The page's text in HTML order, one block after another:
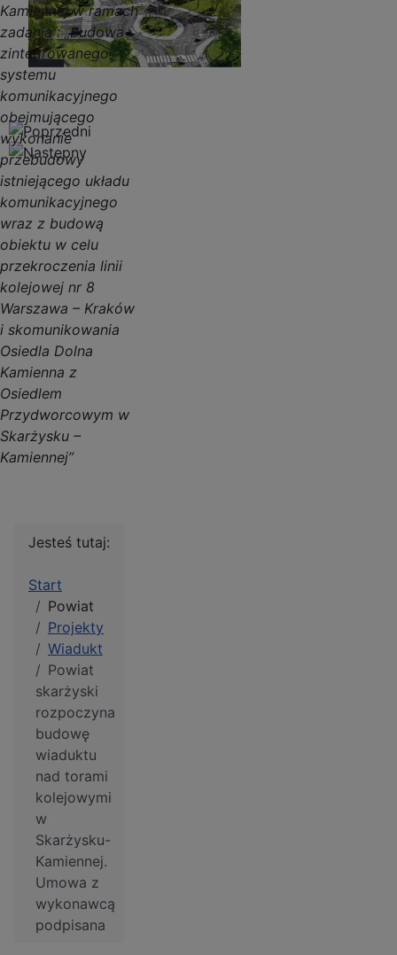
Kamiennej w ramach
zadania : „Budowa
zintegrowanego
systemu
komunikacyjnego
obejmującego
wykonanie
przebudowy
istniejącego układu
komunikacyjnego
wraz z budową
obiektu w celu
przekroczenia linii
kolejowej nr 8
Warszawa – Kraków
i skomunikowania
Osiedla Dolna
Kamienna z
Osiedlem
Przydworcowym w
Skarżysku –
Kamiennej”
Jesteś tutaj:
Start
Powiat
Projekty
Wiadukt
Powiat
skarżyski
rozpoczyna
budowę
wiaduktu
nad torami
kolejowymi
w
Skarżysku-
Kamiennej.
Umowa z
wykonawcą
podpisana